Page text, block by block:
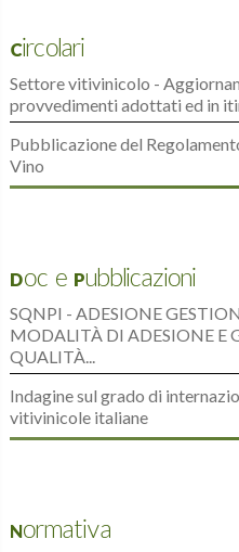
Circolari
Settore vitivinicolo -
provvedimenti adottati ed in
Pubblicazione del
Vino
Doc e Pubblicazioni
SQNPI - ADESIONE
MODALITÀ DI ADESIONE E
QUALITÀ...
Indagine sul grado di
vitivinicole italiane
Normativa